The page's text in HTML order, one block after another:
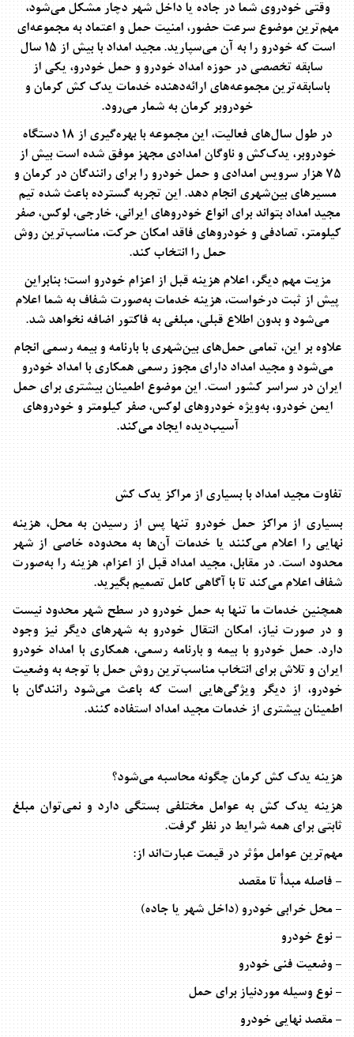
وقتی خودروی شما در جاده یا داخل شهر دچار مشکل می‌شود،
مهم‌ترین موضوع سرعت حضور، امنیت حمل و اعتماد به مجموعه‌ای
است که خودرو را به آن می‌سپارید.مجید امدادبا
بیش از ۱۵ سال
سابقه تخصصی در حوزه امداد خودرو و حمل خودرو، یکی از
باسابقه‌ترین مجموعه‌های ارائه‌دهنده خدماتیدک کش کرمان و
خودروبر کرمانبه شمار می‌رود.
در طول سال‌های فعالیت، این مجموعه با بهره‌گیری از
۱۸ دستگاه
خودروبر، یدک‌کش و ناوگان امدادی مجهزموفق شده استبیش از
۷۵ هزار سرویس امدادی و حمل خودرو
را برای رانندگان در کرمان و
مسیرهای بین‌شهری انجام دهد. این تجربه گسترده باعث شده تیم
مجید امداد بتواند برای انواع خودروهای ایرانی، خارجی، لوکس، صفر
کیلومتر، تصادفی و خودروهای فاقد امکان حرکت، مناسب‌ترین روش
حمل را انتخاب کند.
مزیت مهم دیگر،اعلام هزینه قبل از اعزام خودرواست؛ بنابراین
پیش از ثبت درخواست، هزینه خدمات به‌صورت شفاف به شما اعلام
می‌شود و بدون اطلاع قبلی، مبلغی به فاکتور اضافه نخواهد شد.
علاوه بر این، تمامی حمل‌های بین‌شهری بابارنامه و بیمه رسمیانجام
می‌شود و مجید امداد دارایمجوز رسمی همکاری با امداد خودرو
ایران در سراسر کشور است. این موضوع اطمینان بیشتری برای حمل
ایمن خودرو، به‌ویژه خودروهای لوکس، صفر کیلومتر و خودروهای
آسیب‌دیده ایجاد می‌کند.
تفاوت مجید امداد با بسیاری از مراکز یدک کش
بسیاری از مراکز حمل خودرو تنها پس از رسیدن به محل، هزینه
نهایی را اعلام می‌کنند یا خدمات آن‌ها به محدوده خاصی از شهر
محدود است. در مقابل، مجید امداد قبل از اعزام، هزینه را به‌صورت
شفاف اعلام می‌کند تا با آگاهی کامل تصمیم بگیرید.
همچنین خدمات ما تنها به حمل خودرو در سطح شهر محدود نیست
و در صورت نیاز، امکان انتقال خودرو به شهرهای دیگر نیز وجود
دارد. حمل خودرو با بیمه و بارنامه رسمی، همکاری با امداد خودرو
ایران و تلاش برای انتخاب مناسب‌ترین روش حمل با توجه به وضعیت
خودرو، از دیگر ویژگی‌هایی است که باعث می‌شود رانندگان با
اطمینان بیشتری از خدمات مجید امداد استفاده کنند.
هزینه یدک کش کرمان چگونه محاسبه می‌شود؟
هزینه یدک کش به عوامل مختلفی بستگی دارد و نمی‌توان مبلغ
ثابتی برای همه شرایط در نظر گرفت.
مهم‌ترین عوامل مؤثر در قیمت عبارت‌اند از:
- فاصله مبدأ تا مقصد
- محل خرابی خودرو (داخل شهر یا جاده)
- نوع خودرو
- وضعیت فنی خودرو
- نوع وسیله موردنیاز برای حمل
- مقصد نهایی خودرو